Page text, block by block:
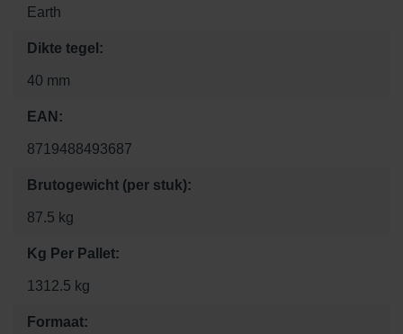
Earth
Dikte tegel:
40 mm
EAN:
8719488493687
Brutogewicht (per stuk):
87.5 kg
Kg Per Pallet:
1312.5 kg
Formaat: